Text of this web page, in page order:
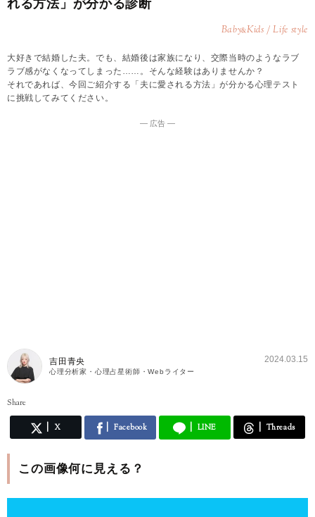
れる方法」が分かる診断
Baby&Kids / Life style
大好きで結婚した夫。でも、結婚後は家族になり、交際当時のようなラブ
ラブ感がなくなってしまった……。そんな経験はありませんか？
それであれば、今回ご紹介する「夫に愛される方法」が分かる心理テスト
に挑戦してみてください。
― 広告 ―
吉田青央
心理分析家・心理占星術師・Webライター
2024.03.15
Share
X Facebook LINE Threads
この画像何に見える？